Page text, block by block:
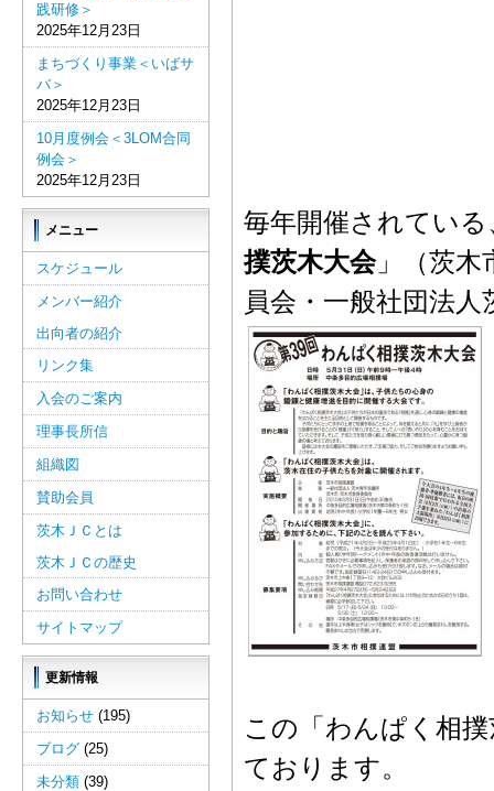
毎年開催されてい
撲茨木大会」（茨木
員会・一般社団法
この「わんぱく相
ております。
践研修＞
2025年12月23日
まちづくり事業＜いばサ
バ＞
2025年12月23日
10月度例会＜3LOM合同
例会＞
2025年12月23日
メニュー
スケジュール
メンバー紹介
出向者の紹介
リンク集
入会のご案内
理事長所信
組織図
賛助会員
茨木ＪＣとは
茨木ＪＣの歴史
お問い合わせ
サイトマップ
更新情報
お知らせ (195)
ブログ (25)
未分類 (39)